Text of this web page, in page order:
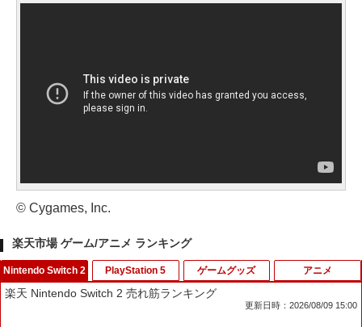
© Cygames, Inc.
楽天市場 ゲーム/アニメ ランキング
Nintendo Switch 2
楽天 Nintendo Switch 2 売れ筋ランキング
更新日時：2026/08/09 15:00
PlayStation 5 ゲームグッズ アニメ